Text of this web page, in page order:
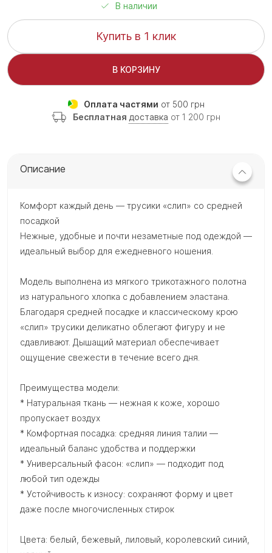
В наличии
Купить в 1 клик
В КОРЗИНУ
Оплата частями от 500 грн
Бесплатная доставка от 1 200 грн
Описание
Комфорт каждый день — трусики «слип» со средней
посадкой
Нежные, удобные и почти незаметные под одеждой —
идеальный выбор для ежедневного ношения.
Модель выполнена из мягкого трикотажного полотна
из натурального хлопка с добавлением эластана.
Благодаря средней посадке и классическому крою
«слип» трусики деликатно облегают фигуру и не
сдавливают. Дышащий материал обеспечивает
ощущение свежести в течение всего дня.
Преимущества модели:
* Натуральная ткань — нежная к коже, хорошо
пропускает воздух
* Комфортная посадка: средняя линия талии —
идеальный баланс удобства и поддержки
* Универсальный фасон: «слип» — подходит под
любой тип одежды
* Устойчивость к износу: сохраняют форму и цвет
даже после многочисленных стирок
Цвета: белый, бежевый, лиловый, королевский синий,